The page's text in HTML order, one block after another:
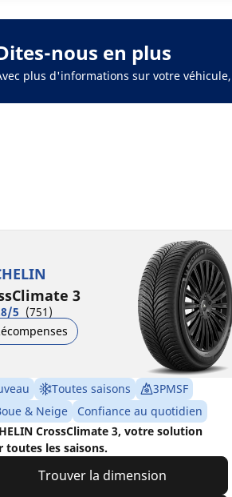
nous en plus
plus d'informations sur votre
3
5 (751)
Toutes saisons
3PMSF
& Neige
Confiance au quotidien
CrossClimate 3, votre solution
toutes les saisons.
Trouver la dimension